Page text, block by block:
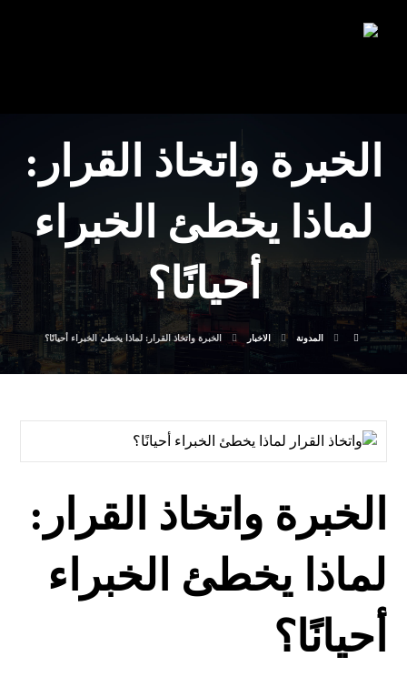
الخبرة واتخاذ القرار:
لماذا يخطئ الخبراء
أحيانًا؟
المدونة الاخبار الخبرة واتخاذ القرار: لماذا يخطئ الخبراء أحيانًا؟
الخبرة واتخاذ القرار:
لماذا يخطئ الخبراء
أحيانًا؟